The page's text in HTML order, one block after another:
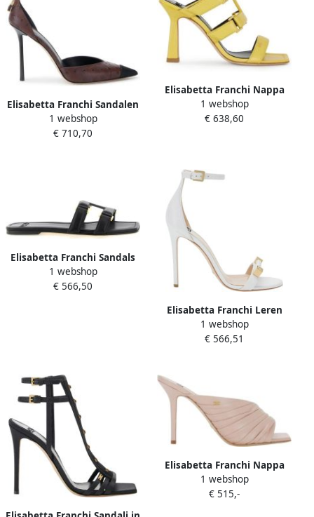
Elisabetta Franchi Sandalen
met struisvogeltextuur en
juweelhangslot
1 webshop
€ 710,70
Elisabetta Franchi Nappa
Leather Sandals
1 webshop
€ 638,60
Elisabetta Franchi Sandals
1 webshop
€ 566,50
Elisabetta Franchi Leren
sandaal met logodetails
1 webshop
€ 566,51
Elisabetta Franchi Nappa
Lederen Sandalen
1 webshop
€ 515,-